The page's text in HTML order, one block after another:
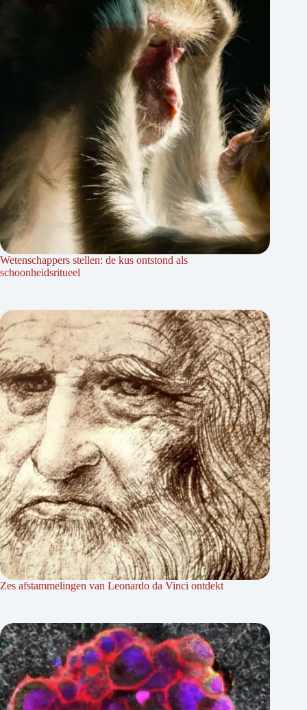
Wetenschappers stellen: de kus ontstond als
schoonheidsritueel
Zes afstammelingen van Leonardo da Vinci ontdekt